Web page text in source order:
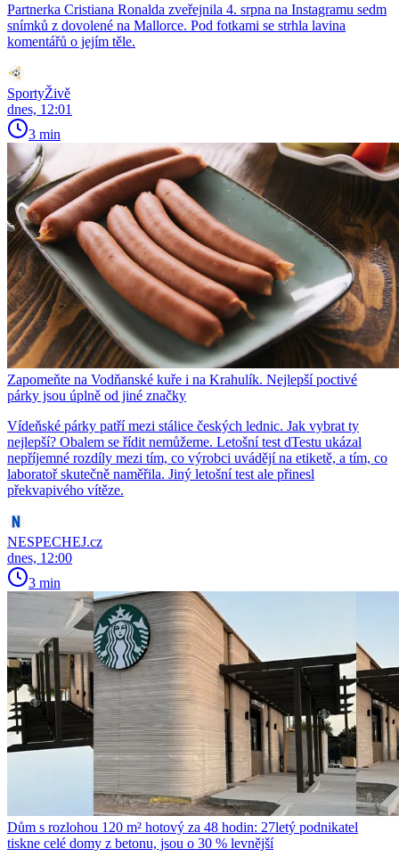
Partnerka Cristiana Ronalda zveřejnila 4. srpna na Instagramu sedm
snímků z dovolené na Mallorce. Pod fotkami se strhla lavina
komentářů o jejím těle.
SportyŽivě
dnes, 12:01
3 min
Zapomeňte na Vodňanské kuře i na Krahulík. Nejlepší poctivé
párky jsou úplně od jiné značky
Vídeňské párky patří mezi stálice českých lednic. Jak vybrat ty
nejlepší? Obalem se řídit nemůžeme. Letošní test dTestu ukázal
nepříjemné rozdíly mezi tím, co výrobci uvádějí na etiketě, a tím, co
laboratoř skutečně naměřila. Jiný letošní test ale přinesl
překvapivého vítěze.
NESPECHEJ.cz
dnes, 12:00
3 min
Dům s rozlohou 120 m² hotový za 48 hodin: 27letý podnikatel
tiskne celé domy z betonu, jsou o 30 % levnější